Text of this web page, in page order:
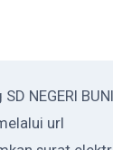
NEGERI
url